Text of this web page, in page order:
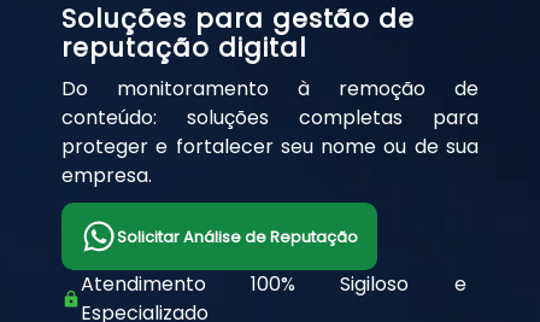
Soluções para gestão de
reputação digital
Do monitoramento à remoção de
conteúdo: soluções completas para
proteger e fortalecer seu nome ou de sua
empresa.
Solicitar Análise de Reputação
Atendimento 100% Sigiloso e
Especializado